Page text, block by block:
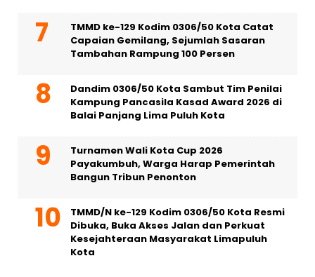
TMMD ke-129 Kodim 0306/50 Kota Catat
Capaian Gemilang, Sejumlah Sasaran
Tambahan Rampung 100 Persen
Dandim 0306/50 Kota Sambut Tim Penilai
Kampung Pancasila Kasad Award 2026 di
Balai Panjang Lima Puluh Kota
Turnamen Wali Kota Cup 2026
Payakumbuh, Warga Harap Pemerintah
Bangun Tribun Penonton
TMMD/N ke-129 Kodim 0306/50 Kota Resmi
Dibuka, Buka Akses Jalan dan Perkuat
Kesejahteraan Masyarakat Limapuluh
Kota